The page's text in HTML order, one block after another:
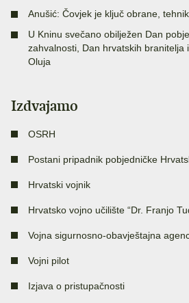
Anušić: Čovjek je ključ obrane,
U Kninu svečano obilježen Dan
zahvalnosti, Dan hrvatskih branitelja
Oluja
Izdvajamo
OSRH
Postani pripadnik pobjedničke
Hrvatski vojnik
Hrvatsko vojno učilište “Dr. Franjo
Vojna sigurnosno-obavještajna
Vojni pilot
Izjava o pristupačnosti